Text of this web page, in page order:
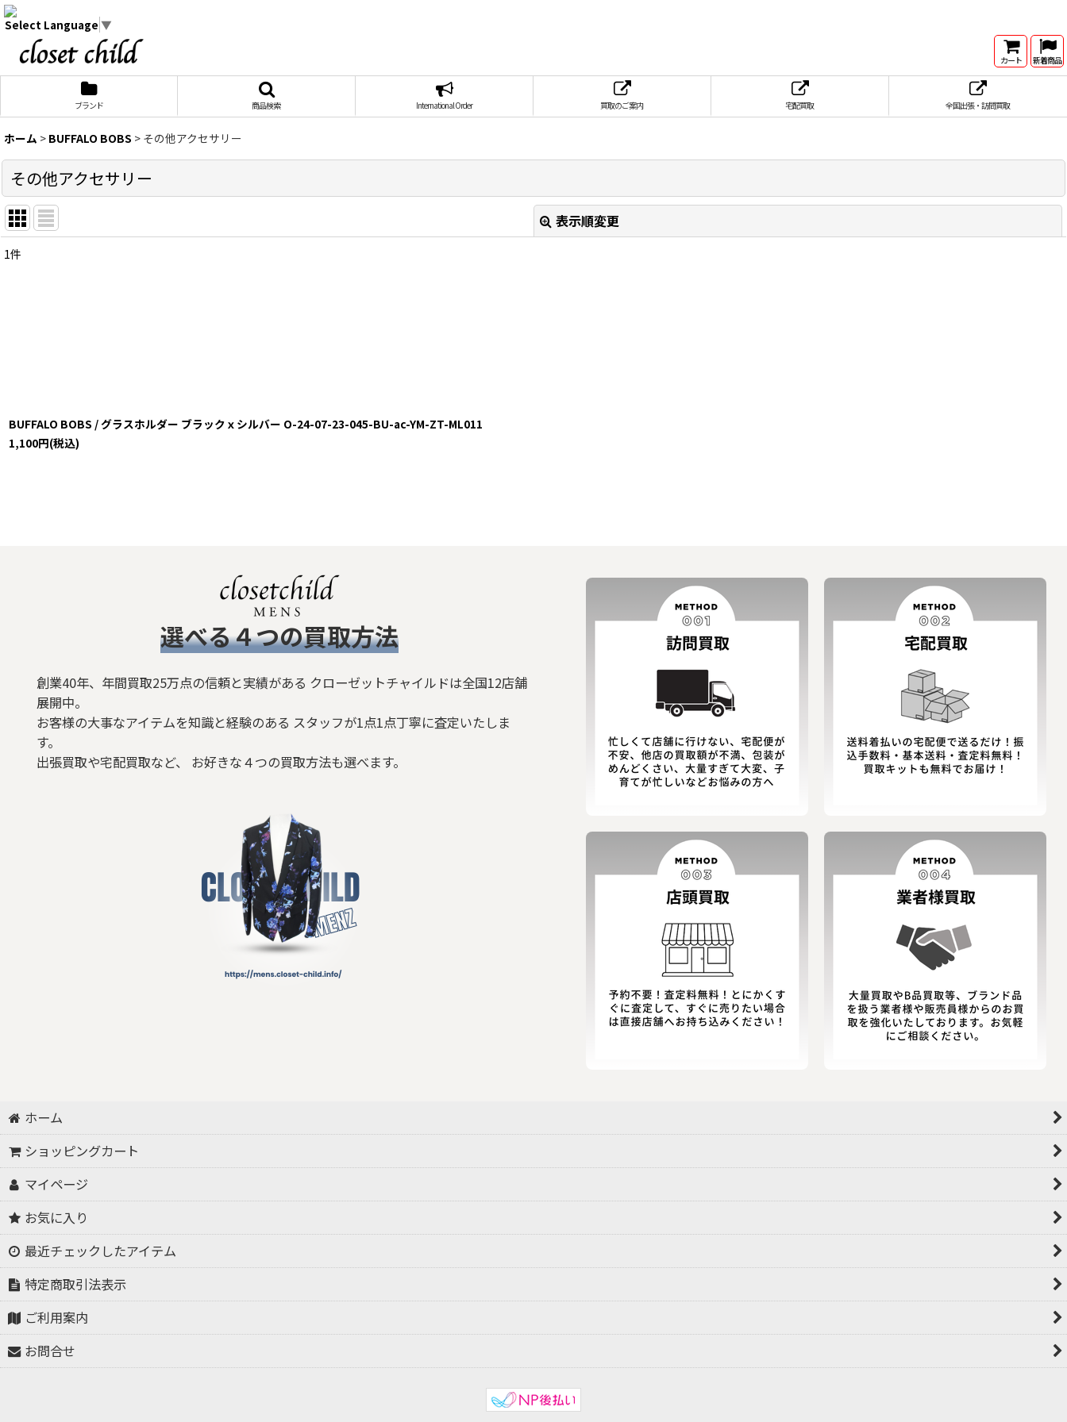
Select Language ▼
カート 新着商品
ブランド 商品検索 International Order 買取のご案内 宅配買取 全国出張・訪問買取
ホーム > BUFFALO BOBS > その他アクセサリー
その他アクセサリー
表示順変更
1件
BUFFALO BOBS / グラスホルダー ブラックｘシルバー O-24-07-23-045-BU-ac-YM-ZT-ML011
1,100円(税込)
​選べる４つの買取方法
創業40年、年間買取25万点の信頼と実績がある クローゼットチャイルドは全国12店舗
展開中。
お客様の大事なアイテムを知識と経験のある スタッフが1点1点丁寧に査定いたしま
す。
出張買取や宅配買取など、 お好きな４つの買取方法も選べます。
ホーム
ショッピングカート
マイページ
お気に入り
最近チェックしたアイテム
特定商取引法表示
ご利用案内
お問合せ